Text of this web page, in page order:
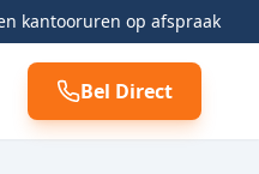
kantooruren op afspraak
Bel Direct